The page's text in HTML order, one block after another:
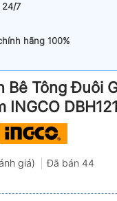
7
hãng 100%
Bê Tông Đuôi
INGCO
giá) Đã bán 44